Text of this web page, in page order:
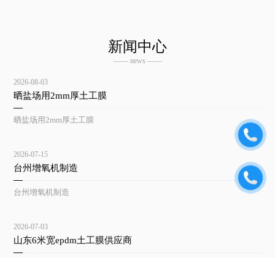
新闻中心
—— news ——
2026-08-03
晒盐场用2mm厚土工膜
晒盐场用2mm厚土工膜
2026-07-15
台州增氧机制造
台州增氧机制造
2026-07-03
山东6米宽epdm土工膜供应商